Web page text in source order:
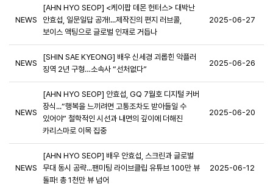
NEWS
[AHN HYO SEOP] <케이팝 데몬 헌터스> 대박난
안효섭, 일문일답 공개!...제작진의 편지 러브콜,
보이스 액팅으로 글로벌 인재로 거듭나
2025-06-27
NEWS
[SHIN SAE KYEONG] 배우 신세경 괴롭힌 악플러
징역 2년 구형…소속사 “선처없다”
2025-06-26
NEWS
[AHN HYO SEOP] 안효섭, GQ 7월호 디지털 커버
장식...“행복을 느끼려면 고통조차도 받아들일 수
있어야” 철학적인 시선과 내면의 깊이에 더해진
카리스마로 이목 집중
2025-06-20
NEWS
[AHN HYO SEOP] 배우 안효섭, 스크린과 글로벌
무대 동시 공략...팬미팅 라이브클립 유튜브 100만 뷰
돌파! 총 1천만 뷰 넘어
2025-06-12